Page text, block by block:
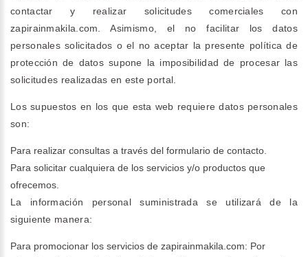
contactar y realizar solicitudes comerciales con
zapirainmakila.com. Asimismo, el no facilitar los datos
personales solicitados o el no aceptar la presente política de
protección de datos supone la imposibilidad de procesar las
solicitudes realizadas en este portal.
Los supuestos en los que esta web requiere datos personales
son:
Para realizar consultas a través del formulario de contacto.
Para solicitar cualquiera de los servicios y/o productos que
ofrecemos.
La información personal suministrada se utilizará de la
siguiente manera:
Para promocionar los servicios de zapirainmakila.com: Por